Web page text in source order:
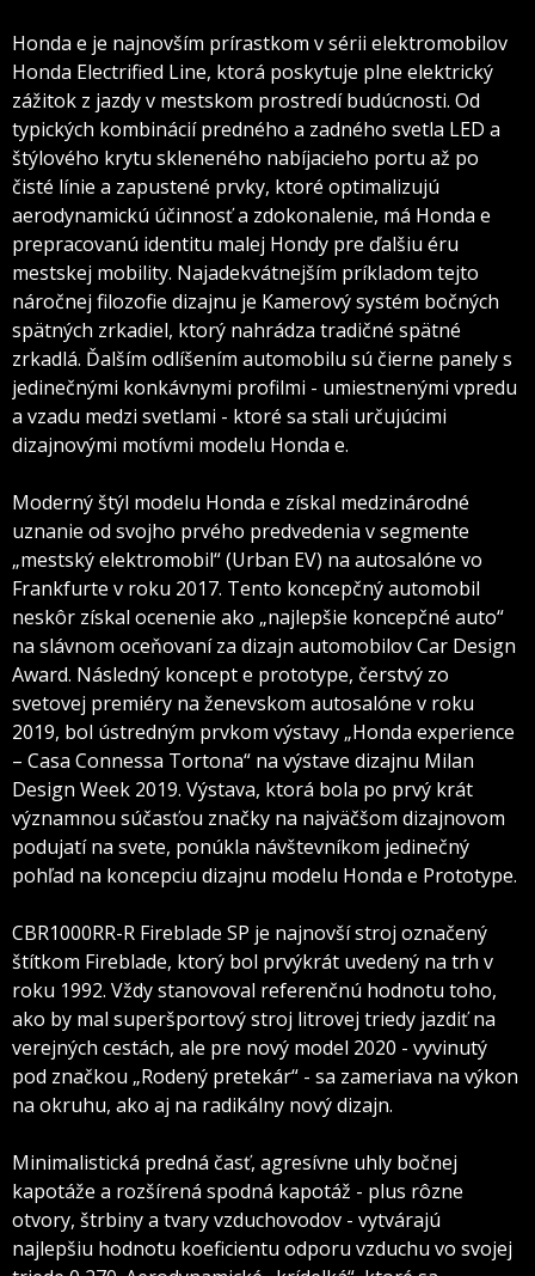
Honda e je najnovším prírastkom v sérii elektromobilov
Honda Electrified Line, ktorá poskytuje plne elektrický
zážitok z jazdy v mestskom prostredí budúcnosti. Od
typických kombinácií predného a zadného svetla LED a
štýlového krytu skleneného nabíjacieho portu až po
čisté línie a zapustené prvky, ktoré optimalizujú
aerodynamickú účinnosť a zdokonalenie, má Honda e
prepracovanú identitu malej Hondy pre ďalšiu éru
mestskej mobility. Najadekvátnejším príkladom tejto
náročnej filozofie dizajnu je Kamerový systém bočných
spätných zrkadiel, ktorý nahrádza tradičné spätné
zrkadlá. Ďalším odlíšením automobilu sú čierne panely s
jedinečnými konkávnymi profilmi - umiestnenými vpredu
a vzadu medzi svetlami - ktoré sa stali určujúcimi
dizajnovými motívmi modelu Honda e.
Moderný štýl modelu Honda e získal medzinárodné
uznanie od svojho prvého predvedenia v segmente
„mestský elektromobil“ (Urban EV) na autosalóne vo
Frankfurte v roku 2017. Tento koncepčný automobil
neskôr získal ocenenie ako „najlepšie koncepčné auto“
na slávnom oceňovaní za dizajn automobilov Car Design
Award. Následný koncept e prototype, čerstvý zo
svetovej premiéry na ženevskom autosalóne v roku
2019, bol ústredným prvkom výstavy „Honda experience
– Casa Connessa Tortona“ na výstave dizajnu Milan
Design Week 2019. Výstava, ktorá bola po prvý krát
významnou súčasťou značky na najväčšom dizajnovom
podujatí na svete, ponúkla návštevníkom jedinečný
pohľad na koncepciu dizajnu modelu Honda e Prototype.
CBR1000RR-R Fireblade SP je najnovší stroj označený
štítkom Fireblade, ktorý bol prvýkrát uvedený na trh v
roku 1992. Vždy stanovoval referenčnú hodnotu toho,
ako by mal superšportový stroj litrovej triedy jazdiť na
verejných cestách, ale pre nový model 2020 - vyvinutý
pod značkou „Rodený pretekár“ - sa zameriava na výkon
na okruhu, ako aj na radikálny nový dizajn.
Minimalistická predná časť, agresívne uhly bočnej
kapotáže a rozšírená spodná kapotáž - plus rôzne
otvory, štrbiny a tvary vzduchovodov - vytvárajú
najlepšiu hodnotu koeficientu odporu vzduchu vo svojej